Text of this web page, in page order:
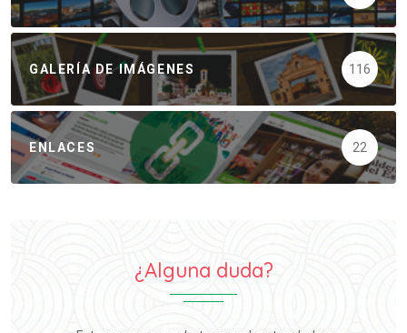
GALERÍA DE IMÁGENES 116
ENLACES 22
¿Alguna duda?